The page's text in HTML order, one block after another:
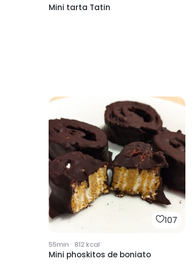
Mini tarta Tatin
107
55min · 812kcal
Mini phoskitos de boniato